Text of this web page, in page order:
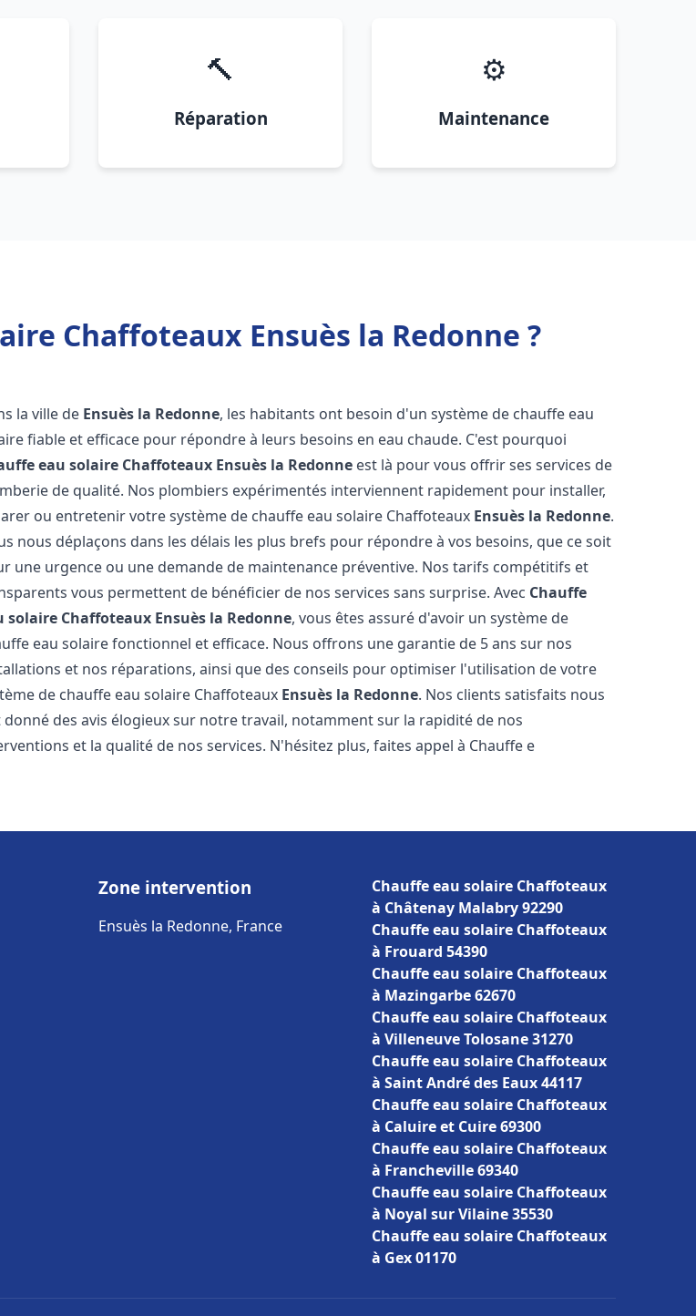
🔨
Réparation
⚙️
Maintenance
Chaffoteaux Ensuès la Redonne ?
la ville de Ensuès la Redonne, les habitants ont besoin d'un système de chauffe eau
fiable et efficace pour répondre à leurs besoins en eau chaude. C'est pourquoi
eau solaire Chaffoteaux Ensuès la Redonne est là pour vous offrir ses services de
de qualité. Nos plombiers expérimentés interviennent rapidement pour installer,
ou entretenir votre système de chauffe eau solaire Chaffoteaux Ensuès la Redonne.
nous déplaçons dans les délais les plus brefs pour répondre à vos besoins, que ce soit
une urgence ou une demande de maintenance préventive. Nos tarifs compétitifs et
vous permettent de bénéficier de nos services sans surprise. Avec Chauffe
solaire Chaffoteaux Ensuès la Redonne, vous êtes assuré d'avoir un système de
eau solaire fonctionnel et efficace. Nous offrons une garantie de 5 ans sur nos
et nos réparations, ainsi que des conseils pour optimiser l'utilisation de votre
de chauffe eau solaire Chaffoteaux Ensuès la Redonne. Nos clients satisfaits nous
donné des avis élogieux sur notre travail, notamment sur la rapidité de nos
et la qualité de nos services. N'hésitez plus, faites appel à Chauffe e
Zone intervention
Ensuès la Redonne, France
Chauffe eau solaire Chaffoteaux
à Châtenay Malabry 92290
Chauffe eau solaire Chaffoteaux
à Frouard 54390
Chauffe eau solaire Chaffoteaux
à Mazingarbe 62670
Chauffe eau solaire Chaffoteaux
à Villeneuve Tolosane 31270
Chauffe eau solaire Chaffoteaux
à Saint André des Eaux 44117
Chauffe eau solaire Chaffoteaux
à Caluire et Cuire 69300
Chauffe eau solaire Chaffoteaux
à Francheville 69340
Chauffe eau solaire Chaffoteaux
à Noyal sur Vilaine 35530
Chauffe eau solaire Chaffoteaux
à Gex 01170